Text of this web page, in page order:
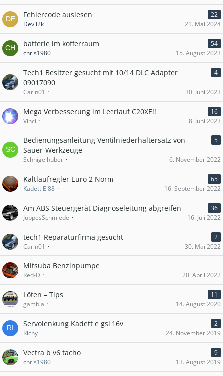
Fehlercode auslesen
22
Devil2k
21. Mai 2024
batterie im kofferraum
54
chris1980
15. August 2023
Tech1 Besitzer gesucht mit 10/14 DLC Adapter
09017090
4
Carin01 30. Juni 2023
Mega Verbesserung im Leerlauf C20XE!!
16
Vinci
8. Juni 2023
Bedienungsanleitung Ventilniederhaltersatz von
Sauer-Werkzeuge
5
Schnigelhuber 6. November 2022
Kaltlaufregler Euro 2 Norm
65
Kadett E 88
16. September 2022
Am ABS Steuergerät Diagnoseleitung abgreifen
36
JuppesSchmiede
16. Juli 2022
tech1 Reparaturfirma gesucht
2
Carin01
30. Mai 2022
Mitsuba Benzinpumpe
Red-D 20. April 2022
Löten – Tips
11
gambla
14. August 2020
Servolenkung Kadett e gsi 16v
2
Richy
24. November 2019
Vectra b v6 tacho
9
chris1980
13. August 2019